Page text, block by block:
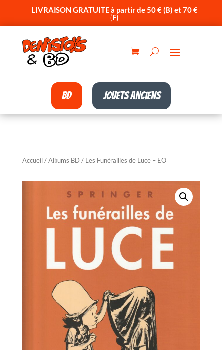
LIVRAISON GRATUITE à partir de 50 € (B) et 70 €
(F)
BD Jouets anciens
Accueil/Albums BD / Les Funérailles de Luce – EO